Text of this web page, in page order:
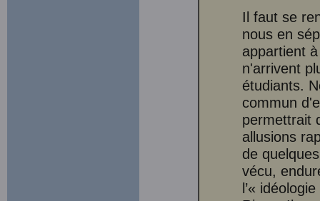
Il faut se
nous en
appartient
n'arrivent
étudiants.
commun
permettrait
allusions
de
vécu,
l’«